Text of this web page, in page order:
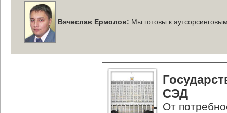
Вячеслав Ермолов: Мы готовы к
СЭД
От